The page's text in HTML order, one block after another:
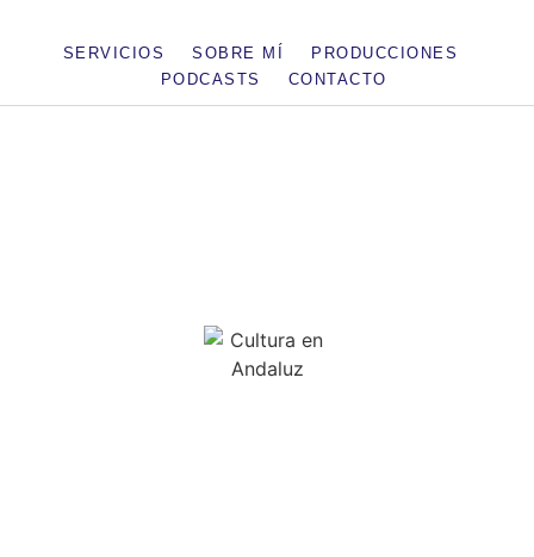
SERVICIOS SOBRE MÍ
PRODUCCIONES
PODCASTS
CONTACTO